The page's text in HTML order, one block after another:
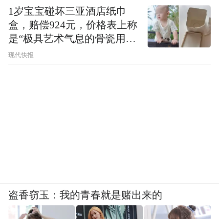
1岁宝宝碰坏三亚酒店纸巾
盒，赔偿924元，价格表上称
是“极具艺术气息的骨瓷用
品”
现代快报
盗香窃玉：我的青春就是赌出来的